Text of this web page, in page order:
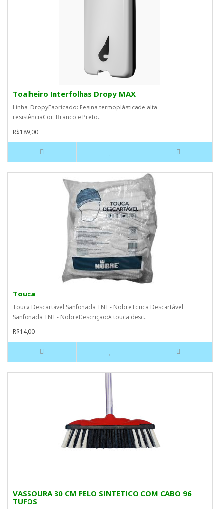
Toalheiro Interfolhas Dropy MAX
Linha: DropyFabricado: Resina termoplásticade alta
resistênciaCor: Branco e Preto..
R$189,00
Touca
Touca Descartável Sanfonada TNT - NobreTouca Descartável
Sanfonada TNT - NobreDescrição:A touca desc..
R$14,00
VASSOURA 30 CM PELO SINTETICO COM CABO 96
TUFOS